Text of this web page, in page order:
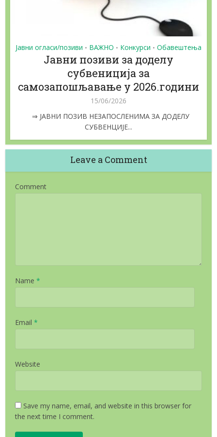
Јавни огласи/позиви • ВАЖНО • Конкурси • Обавештења
Jaвни позиви за доделу
субвениција за
самозапошљавање у 2026.години
15/06/2026
⇒ ЈАВНИ ПОЗИВ НЕЗАПОСЛЕНИМА ЗА ДОДЕЛУ
СУБВЕНЦИЈЕ...
Leave a Comment
Comment
Name *
Email *
Website
Save my name, email, and website in this browser for
the next time I comment.